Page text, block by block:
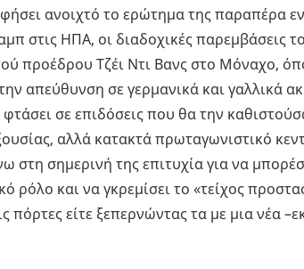
ανοι­χτό το ερώ­τη­μα της πα­ρα­πέ­ρα
στις ΗΠΑ, οι δια­δο­χι­κές πα­ρεμ­βά­σεις
προ­έ­δρου Τζέι Ντι Βανς στο Μό­να­χο,
απεύ­θυν­ση σε γερ­μα­νι­κά και γαλ­λι­κά
σε επι­δό­σεις που θα την
αλλά κα­τα­κτά πρω­τα­γω­νι­στι­κό
στη ση­με­ρι­νή της επι­τυ­χία για να
ρόλο και να γκρε­μί­σει το «τεί­χος
πόρ­τες είτε ξε­περ­νώ­ντας τα με μια νέα